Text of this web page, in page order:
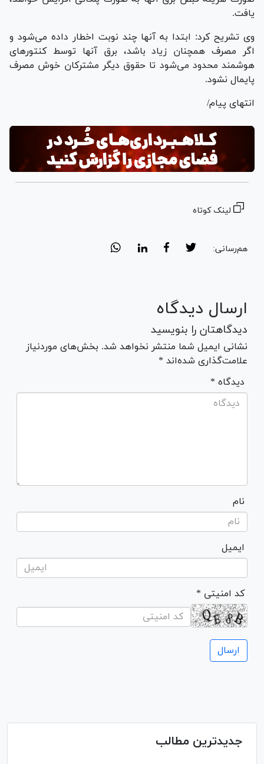
یافت.
وی تشریح کرد: ابتدا به آنها چند نوبت اخطار داده می‌شود و
اگر مصرف همچنان زیاد باشد، برق آنها توسط کنتور‌های
هوشمند محدود می‌شود تا حقوق دیگر مشترکان خوش مصرف
پایمال نشود.
انتهای پیام/
لینک کوتاه
هم‌رسانی:
ارسال دیدگاه
دیدگاهتان را بنویسید
نشانی ایمیل شما منتشر نخواهد شد. بخش‌های موردنیاز
علامت‌گذاری شده‌اند *
* دیدگاه
نام
ایمیل
* کد امنیتی
جدیدترین مطالب